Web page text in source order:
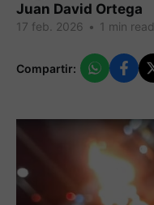
Juan David Ortega
17 feb. 2026 • 1 min read
Compartir: